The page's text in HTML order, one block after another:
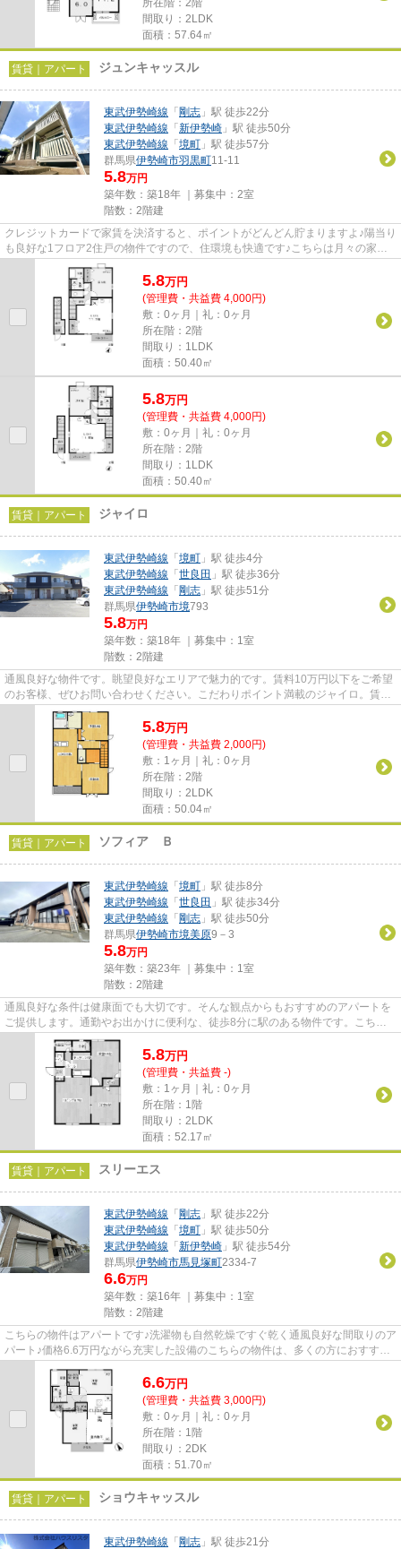
所在階：2階
間取り：2LDK
面積：57.64㎡
賃貸｜アパート ジュンキャッスル
東武伊勢崎線 「 剛志 」駅 徒歩22分
東武伊勢崎線 「 新伊勢崎 」駅 徒歩50分
東武伊勢崎線 「 境町 」駅 徒歩57分
群馬県伊勢崎市羽黒町11-11
5.8万円
築年数：築18年 ｜募集中： 2室
階数：2階建
クレジットカードで家賃を決済すると、ポイントがどんどん貯まりますよ♪陽当り
も良好な1フロア2住戸の物件ですので、住環境も快適です♪こちらは月々の家賃
が5.8万円の物件です♪気にな...
5.8万円
(管理費・共益費 4,000円)
敷：0ヶ月｜礼：0ヶ月
所在階：2階
間取り：1LDK
面積：50.40㎡
5.8万円
(管理費・共益費 4,000円)
敷：0ヶ月｜礼：0ヶ月
所在階：2階
間取り：1LDK
面積：50.40㎡
賃貸｜アパート ジャイロ
東武伊勢崎線 「 境町 」駅 徒歩4分
東武伊勢崎線 「 世良田 」駅 徒歩36分
東武伊勢崎線 「 剛志 」駅 徒歩51分
群馬県伊勢崎市境793
5.8万円
築年数：築18年 ｜募集中： 1室
階数：2階建
通風良好な物件です。眺望良好なエリアで魅力的です。賃料10万円以下をご希望
のお客様、ぜひお問い合わせください。こだわりポイント満載のジャイロ。賃貸
物件のことなら、当社にお任...
5.8万円
(管理費・共益費 2,000円)
敷：1ヶ月｜礼：0ヶ月
所在階：2階
間取り：2LDK
面積：50.04㎡
賃貸｜アパート ソフィア Ｂ
東武伊勢崎線 「 境町 」駅 徒歩8分
東武伊勢崎線 「 世良田 」駅 徒歩34分
東武伊勢崎線 「 剛志 」駅 徒歩50分
群馬県伊勢崎市境美原9－3
5.8万円
築年数：築23年 ｜募集中： 1室
階数：2階建
通風良好な条件は健康面でも大切です。そんな観点からもおすすめのアパートを
ご提供します。通勤やお出かけに便利な、徒歩8分に駅のある物件です。こちら
のアパートの家賃は5.8万です...
5.8万円
(管理費・共益費 -)
敷：1ヶ月｜礼：0ヶ月
所在階：1階
間取り：2LDK
面積：52.17㎡
賃貸｜アパート スリーエス
東武伊勢崎線 「 剛志 」駅 徒歩22分
東武伊勢崎線 「 境町 」駅 徒歩50分
東武伊勢崎線 「 新伊勢崎 」駅 徒歩54分
群馬県伊勢崎市馬見塚町2334-7
6.6万円
築年数：築16年 ｜募集中： 1室
階数：2階建
こちらの物件はアパートです♪洗濯物も自然乾燥ですぐ乾く通風良好な間取りのア
パート♪価格6.6万円ながら充実した設備のこちらの物件は、多くの方におすすめ
6.6万円
(管理費・共益費 3,000円)
敷：0ヶ月｜礼：0ヶ月
所在階：1階
間取り：2DK
面積：51.70㎡
賃貸｜アパート ショウキャッスル
東武伊勢崎線 「 剛志 」駅 徒歩21分